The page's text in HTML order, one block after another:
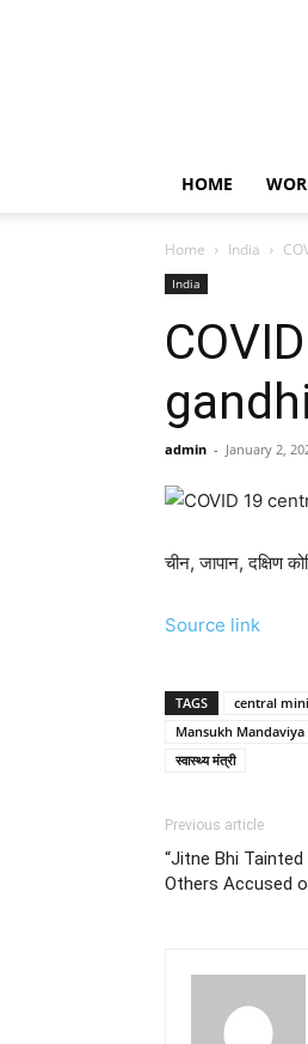
HOME
Home India
India
admin - January 2,
चीन, जापान, दक्षिण
Source link
TAGS central
Mansukh
स्वास्थ्य मंत्री
Previous article
“Jitne Bhi
Others Accused